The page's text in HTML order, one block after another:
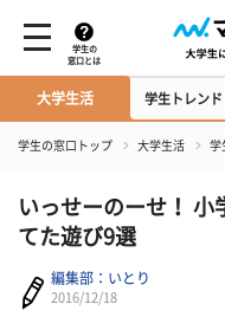
学生の
窓口とは
大学生活 学生トレンド
学生の窓口トップ 大学生活 学
いっせーのーせ！ 小
てた遊び9選
編集部：いとり
2016/12/18